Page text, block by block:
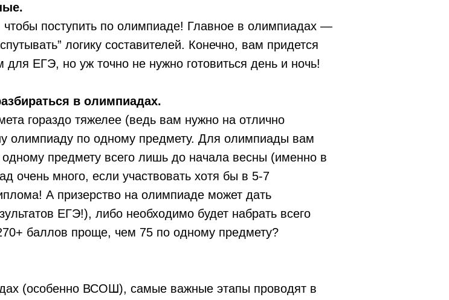
чтобы поступить по олимпиаде! Главное в олимпиадах —
логику составителей. Конечно, вам придется
ЕГЭ, но уж точно не нужно готовиться день и ночь!
в олимпиадах.
гораздо тяжелее (ведь вам нужно на отлично
олимпиаду по одному предмету. Для олимпиады вам
одному предмету всего лишь до начала весны (именно в
очень много, если участвовать хотя бы в 5-7
А призерство на олимпиаде может дать
ЕГЭ!), либо необходимо будет набрать всего
баллов проще, чем 75 по одному предмету?
(особенно ВСОШ), самые важные этапы проводят в